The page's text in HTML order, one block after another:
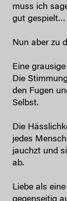
muss ich
gut gespielt…
Nun aber zu
Eine
Die
den Fugen
Selbst.
Die
jedes
jauchzt und
ab.
Liebe als